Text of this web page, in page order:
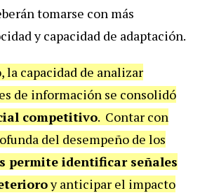
tomarse con más
y capacidad de adaptación.
la capacidad de analizar
de información se consolidó
competitivo. Contar con
del desempeño de los
permite identificar señales
y anticipar el impacto